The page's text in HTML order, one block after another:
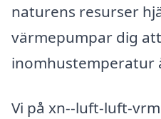
naturens resurser
värmepumpar dig
inomhustemperatur
Vi på xn--luft-luft-